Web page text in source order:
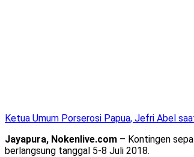
Ketua Umum Porserosi Papua, Jefri Abel
Jayapura, Nokenlive.com – Kontingen
berlangsung tanggal 5-8 Juli 2018.